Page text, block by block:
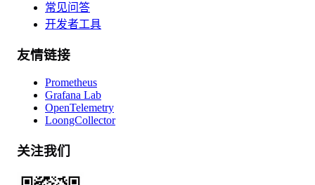
常见问答
开发者工具
友情链接
Prometheus
Grafana Lab
OpenTelemetry
LoongCollector
关注我们